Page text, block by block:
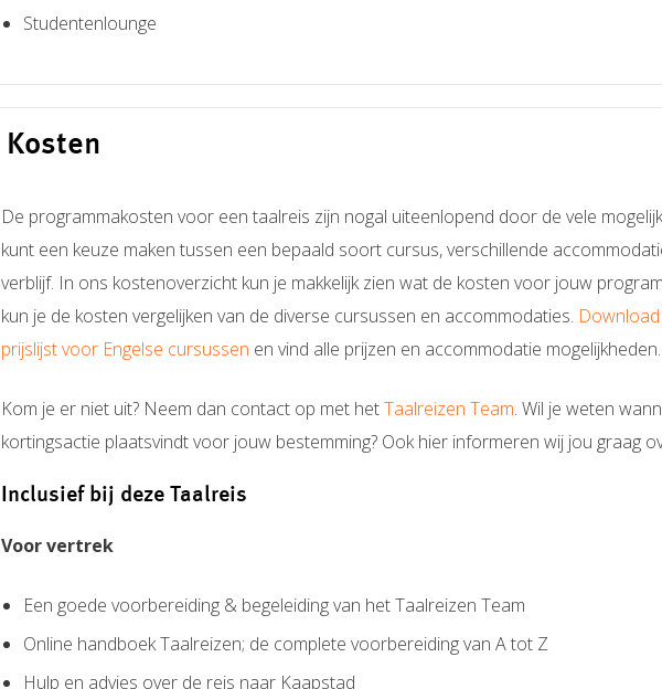
Studentenlounge
Kosten
De programmakosten voor een taalreis zijn nogal uiteenlopend door de vele
kunt een keuze maken tussen een bepaald soort cursus, verschillende
verblijf. In ons kostenoverzicht kun je makkelijk zien wat de kosten voor jouw
kun je de kosten vergelijken van de diverse cursussen en accommodaties.
prijslijst voor Engelse cursussen en vind alle prijzen en accommodatie mogelijkheden.
Kom je er niet uit? Neem dan contact op met hetTaalreizen Team. Wil je weten
kortingsactie plaatsvindt voor jouw bestemming? Ook hier informeren wij jou graag
Inclusief bij deze Taalreis
Voor vertrek
Een goede voorbereiding & begeleiding van het Taalreizen Team
Online handboek Taalreizen; de complete voorbereiding van A tot Z
Hulp en advies over de reis naar Kaapstad